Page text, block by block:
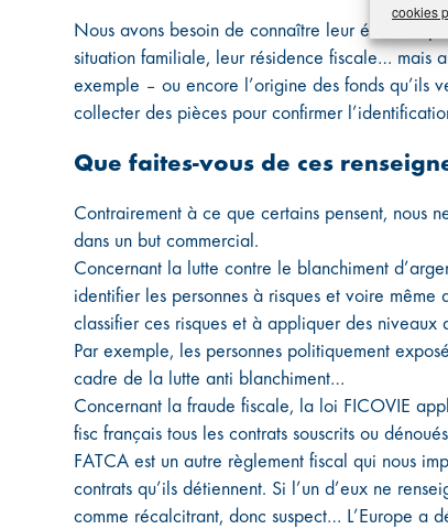
cookies
Nous avons besoin de connaître leur état-civil
situation familiale, leur résidence fiscale… mais
exemple – ou encore l’origine des fonds qu’ils
collecter des pièces pour confirmer
Que faites-vous de ces
Contrairement à ce que certains pensent, nous
dans un but commercial.
Concernant la lutte contre le blanchiment
identifier les personnes à risques et voire
classifier ces risques et à appliquer des niveaux
Par exemple, les personnes politiquement
cadre de la lutte anti blanchiment…
Concernant la fraude fiscale, la loi FICOVIE
fisc français tous les contrats souscrits ou
FATCA est un autre règlement fiscal qui nous
contrats qu’ils détiennent. Si l’un d’eux ne
comme récalcitrant, donc suspect… L’Europe a